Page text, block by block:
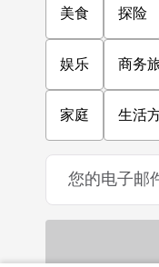
美食 探险
娱乐 商务
家庭 生活